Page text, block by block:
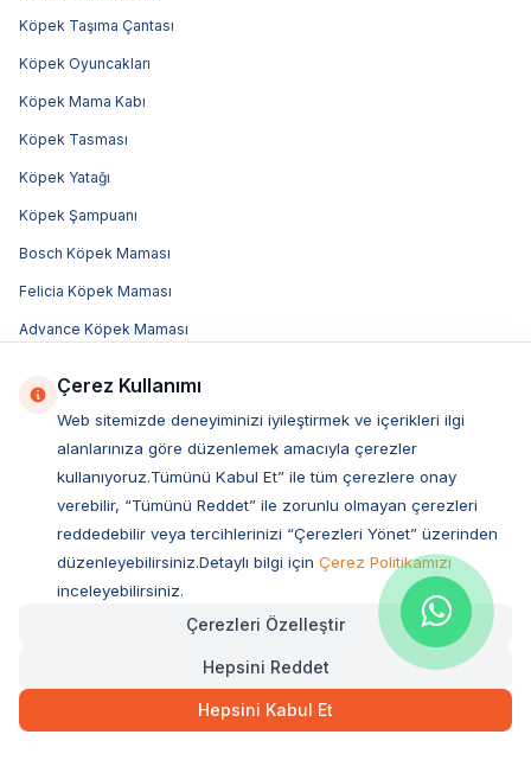
Köpek Taşıma Çantası
Köpek Oyuncakları
Köpek Mama Kabı
Köpek Tasması
Köpek Yatağı
Köpek Şampuanı
Bosch Köpek Maması
Felicia Köpek Maması
Advance Köpek Maması
Obivan Köpek Maması
Bozita Köpek Maması
Acana Köpek Maması
Royal Canin Köpek Maması
Hill's Köpek Maması
Pro Plan Köpek Maması
Royal Canin
Çerez Kullanımı
Web sitemizde deneyiminizi iyileştirmek ve içerikleri ilgi
alanlarınıza göre düzenlemek amacıyla çerezler
kullanıyoruz.Tümünü Kabul Et” ile tüm çerezlere onay
verebilir, “Tümünü Reddet” ile zorunlu olmayan çerezleri
reddedebilir veya tercihlerinizi “Çerezleri Yönet” üzerinden
düzenleyebilirsiniz.Detaylı bilgi için Çerez Politikamızı
inceleyebilirsiniz.
Çerezleri Özelleştir
Hepsini Reddet
Hepsini Kabul Et